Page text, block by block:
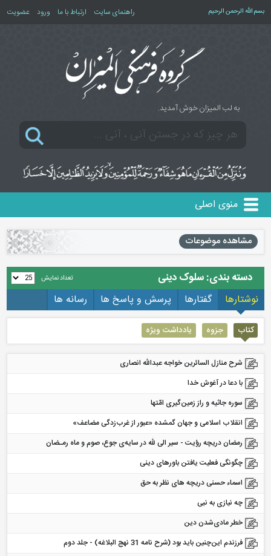
بسم الله الرحمن الرحیم راهنمای سایت ارتباط با ما ورود عضویت
به لب المیزان خوش آمدید.
منوی اصلی
مشاهده موضوعات
دسته بندی: سلوک دینی تعداد نمایش
نوشتارها گفتارها پرسش و پاسخ ها رسانه ها
کتاب جزوه یادداشت ویژه
شرح منازل السائرين خواجه عبدالله انصاری
با دعا در آغوش خدا
سوره جاثیه و راز زمین‌گیری امّتها
انقلاب اسلامی و جهان گمشده «عبور از غرب‌زدگی مضاعف»
رمضان دریچه رؤیت - ﺳﻴﺮ الی ﷲ در ﺳﺎﻳﻪی ﺟﻮع، ﺻﻮم و ﻣﺎه رﻣـﻀﺎن
چگونگی فعلیت یافتن باورهای دینی
اسماء حسنی دریچه های نظر به حق
چه نیازی به نبی
خطر مادی‌شدن دین
فرزندم این‌چنین باید بود (شرح نامه 31 نهج البلاغه) - جلد دوم